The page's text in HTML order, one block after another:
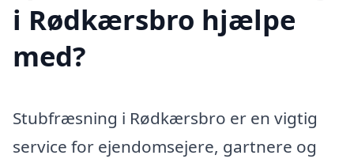
i Rødkærsbro hjælpe
med?
Stubfræsning i Rødkærsbro er en vigtig
service for ejendomsejere, gartnere og